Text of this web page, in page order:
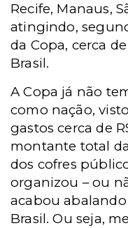
Recife, Manaus,
atingindo,
da Copa, cerca
Brasil.
A Copa já não
como nação,
gastos cerca de
montante total
dos cofres
organizou – ou
acabou
Brasil. Ou seja,